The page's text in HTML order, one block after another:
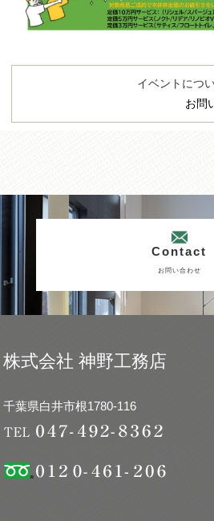
イベントにつ
お問
Contact
お問い合わせ
株式会社 神野工務店
千葉県白井市根1780-116